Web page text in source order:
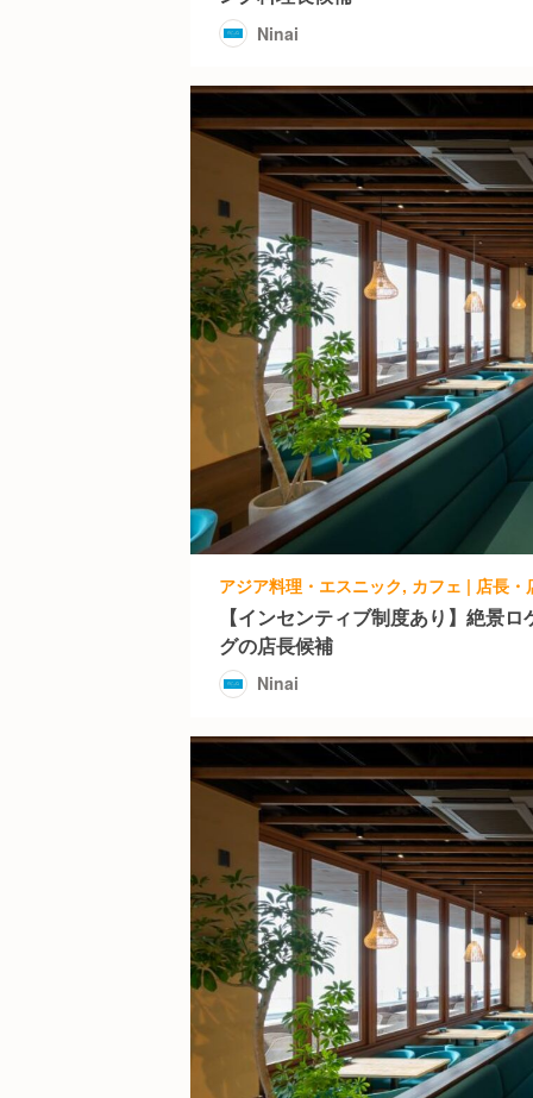
Ninai
アジア料理・エスニック, カフェ | 店長
【インセンティブ制度あり】絶景
グの店長候補
Ninai